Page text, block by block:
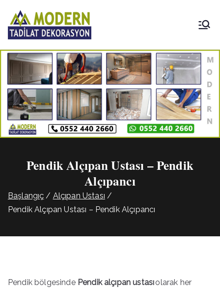
geç
Tadilat
Dekorasyon
Pendik Alçıpan Ustası – Pendik
Alçıpancı
Başlangıç
Alçıpan Ustası
Pendik Alçıpan Ustası – Pendik Alçıpancı
Pendik bölgesinde Pendik alçıpan ustasıolarak her